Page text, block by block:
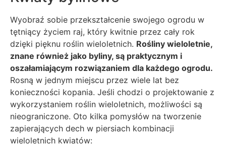
Wyobraź sobie przekształcenie swojego ogrodu w
tętniący życiem raj, który kwitnie przez cały rok
dzięki pięknu roślin wieloletnich. Rośliny wieloletnie,
znane również jako byliny, są praktycznym i
oszałamiającym rozwiązaniem dla każdego ogrodu.
Rosną w jednym miejscu przez wiele lat bez
konieczności kopania. Jeśli chodzi o projektowanie z
wykorzystaniem roślin wieloletnich, możliwości są
nieograniczone. Oto kilka pomysłów na tworzenie
zapierających dech w piersiach kombinacji
wieloletnich kwiatów: